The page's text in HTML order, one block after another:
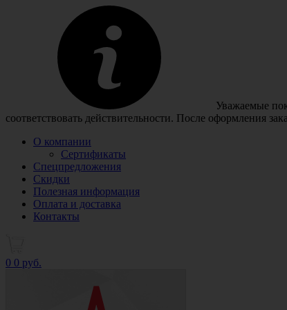
Уважаемые
соответствовать действительности. После оформления
О компании
Сертификаты
Спецпредложения
Скидки
Полезная информация
Оплата и доставка
Контакты
0 0 руб.